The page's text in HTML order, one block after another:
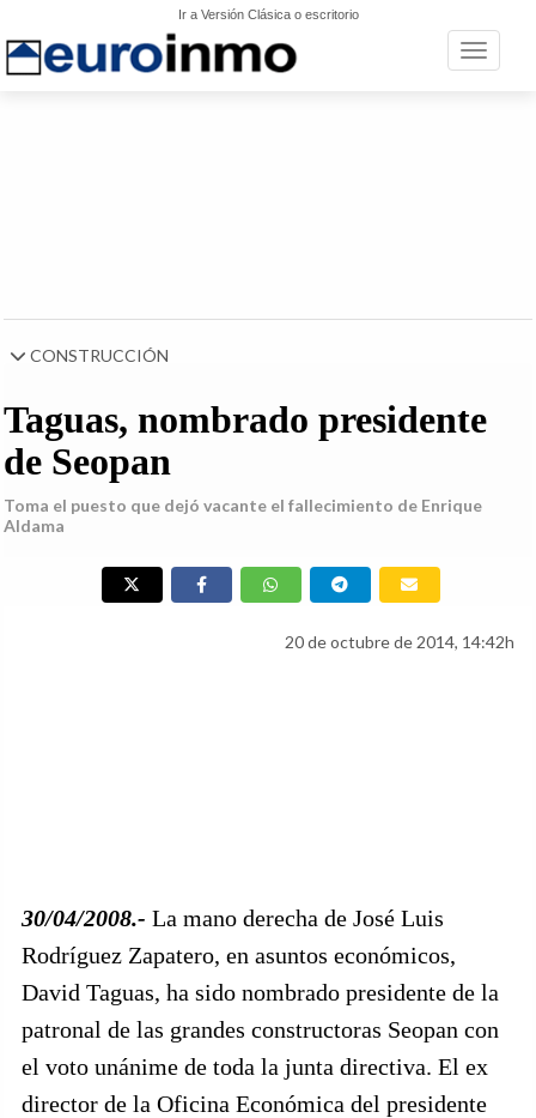
Ir a Versión Clásica o escritorio
Toggle
CONSTRUCCIÓN
Taguas, nombrado presidente
de Seopan
Toma el puesto que dejó vacante el fallecimiento de Enrique
Aldama
20 de octubre de 2014, 14:42h
30/04/2008.- La mano derecha de José Luis
Rodríguez Zapatero, en asuntos económicos,
David Taguas, ha sido nombrado presidente de la
patronal de las grandes constructoras Seopan con
el voto unánime de toda la junta directiva. El ex
director de la Oficina Económica del presidente